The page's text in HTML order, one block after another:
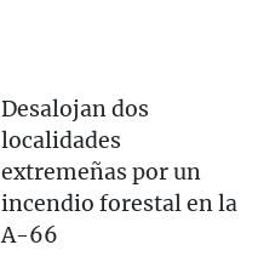
Desalojan dos
localidades
extremeñas por un
incendio forestal en la
A-66